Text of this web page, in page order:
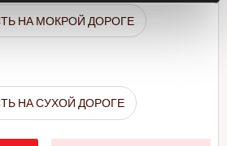
НА МОКРОЙ ДОРОГЕ
НА СУХОЙ ДОРОГЕ